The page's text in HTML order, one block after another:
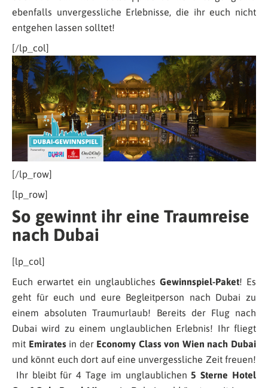
ebenfalls unvergessliche Erlebnisse, die ihr euch nicht
entgehen lassen solltet!
[/lp_col]
[/lp_row]
[lp_row]
So gewinnt ihr eine Traumreise
nach Dubai
[lp_col]
Euch erwartet ein unglaubliches Gewinnspiel-Paket! Es
geht für euch und eure Begleitperson nach Dubai zu
einem absoluten Traumurlaub! Bereits der Flug nach
Dubai wird zu einem unglaublichen Erlebnis! Ihr fliegt
mit Emirates in derEconomy Class von Wien nach Dubai
und könnt euch dort auf eine unvergessliche Zeit freuen!
Ihr bleibt für 4 Tage im unglaublichen5 Sterne Hotel